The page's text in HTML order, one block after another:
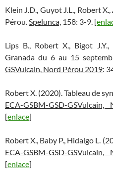
Klein J.D., Guyot J.L., Robert
Pérou.Spelunca, 158: 3-9. [
Lips B., Robert X., Bigot
Granada du 6 au 15
GSVulcain, Nord Pérou 2019:
Robert X. (2020). Tableau de
ECA-GSBM-GSD-
[enlace]
Robert X., Baby P., Hidalgo L.
ECA-GSBM-GSD-
[enlace]